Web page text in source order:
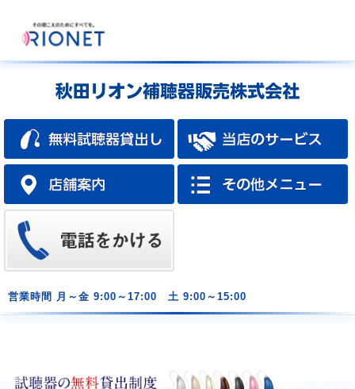
営業時間 月～金 9:00～17:00 土 9:00～15:00